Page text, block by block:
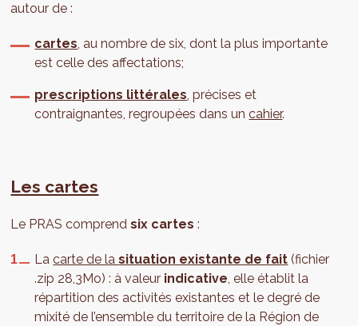
autour de :
cartes, au nombre de six, dont la plus importante
est celle des affectations;
prescriptions littérales, précises et
contraignantes, regroupées dans uncahier.
Les cartes
Le PRAS comprendsix cartes :
Lacarte de lasituation existante de fait (fichier
.zip 28,3Mo) : à valeur indicative, elle établit la
répartition des activités existantes et le degré de
mixité de l’ensemble du territoire de la Région de